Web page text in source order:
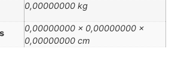
0,00000000 kg
0,00000000 × 0,00000000 ×
0,00000000 cm